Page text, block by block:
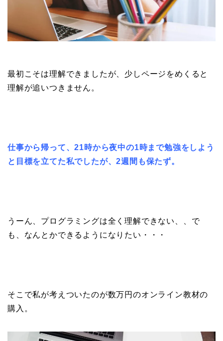
最初こそは理解できましたが、少しページをめくると
理解が追いつきません。
仕事から帰って、21時から夜中の1時まで勉強をしよう
と 目標を立てた私でしたが、2週間も保たず。
うーん、プログラミングは全く理解できない、、で
も、なんとかできるようになりたい・・・
そこで私が考えついたのが数万円のオンライン教材の
購入。